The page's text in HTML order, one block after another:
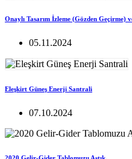
Onaylı Tasarım İzleme (Gözden Geçirme)
05.11.2024
Eleşkirt Güneş Enerji Santrali
07.10.2024